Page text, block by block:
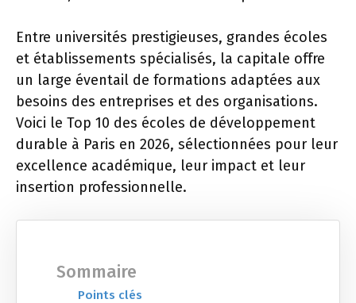
Entre universités prestigieuses, grandes écoles
et établissements spécialisés, la capitale offre
un large éventail de formations adaptées aux
besoins des entreprises et des organisations.
Voici le Top 10 des écoles de développement
durable à Paris en 2026, sélectionnées pour leur
excellence académique, leur impact et leur
insertion professionnelle.
Sommaire
Points clés